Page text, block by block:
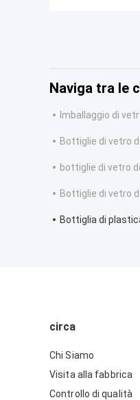
Naviga tra le
Imballaggio di
Bottiglie di vetro
bottiglie di vetro
Bottiglie di vetro
Bottiglia di
circa
Chi Siamo
Visita alla fabbrica
Controllo di qualità